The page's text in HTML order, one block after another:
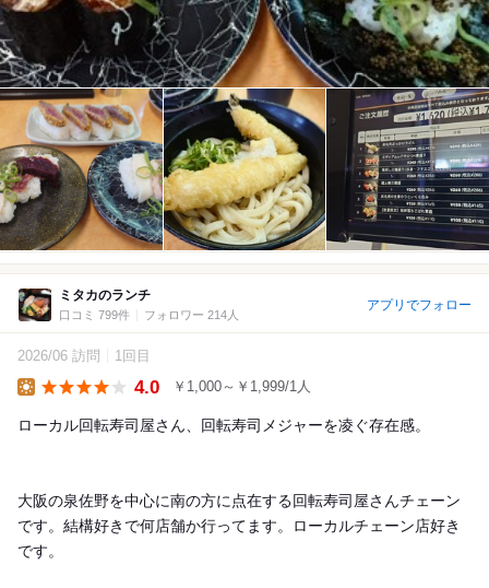
ミタカのランチ
口コミ 799件 フォロワー 214人
アプリでフォロー
2026/06 訪問 1回目
4.0 ￥1,000～￥1,999/1人
ローカル回転寿司屋さん、回転寿司メジャーを凌ぐ存在感。
大阪の泉佐野を中心に南の方に点在する回転寿司屋さんチェーン
です。結構好きで何店舗か行ってます。ローカルチェーン店好き
です。